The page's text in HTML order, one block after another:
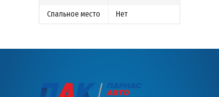
Спальное место Нет